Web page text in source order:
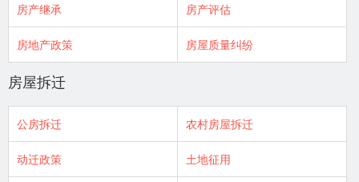
房产继承 房产评估
房地产政策 房屋质量纠纷
房屋拆迁
公房拆迁 农村房屋拆迁
动迁政策 土地征用